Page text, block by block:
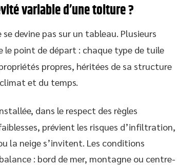
variable d’une toiture ?
se devine pas sur un tableau. Plusieurs
le point de départ : chaque type de tuile
propres, héritées de sa structure
et du temps.
dans le respect des règles
prévient les risques d’infiltration,
la neige s’invitent. Les conditions
: bord de mer, montagne ou centre-